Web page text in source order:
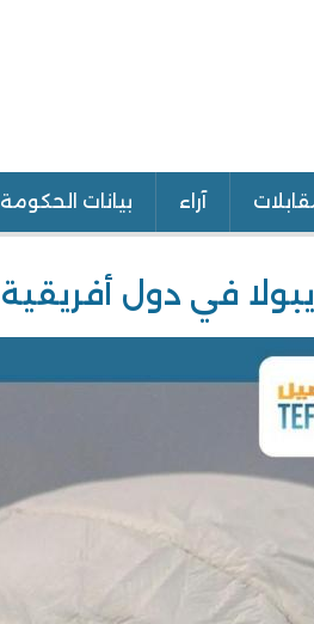
آراء بيانات الحكومة
في دول أفريقية